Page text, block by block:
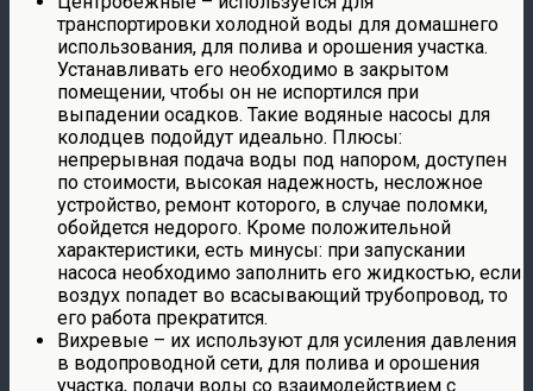
транспортировки холодной воды для домашнего
использования, для полива и орошения участка.
Устанавливать его необходимо в закрытом
помещении, чтобы он не испортился при
выпадении осадков. Такие водяные насосы для
колодцев подойдут идеально. Плюсы:
непрерывная подача воды под напором, доступен
по стоимости, высокая надежность, несложное
устройство, ремонт которого, в случае поломки,
обойдется недорого. Кроме положительной
характеристики, есть минусы: при запускании
насоса необходимо заполнить его жидкостью, если
воздух попадет во всасывающий трубопровод, то
его работа прекратится.
Вихревые – их используют для усиления давления
в водопроводной сети, для полива и орошения
участка, подачи воды со взаимодействием с